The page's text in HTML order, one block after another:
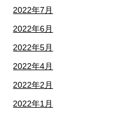
2022年7月
2022年6月
2022年5月
2022年4月
2022年2月
2022年1月